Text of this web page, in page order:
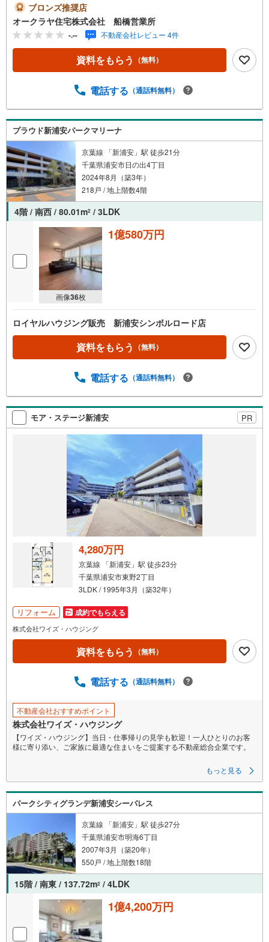
ブロンズ推奨店
オークラヤ住宅株式会社 船橋営業所
-.-- 不動産会社レビュー 4件
資料をもらう （無料）
電話する （通話料無料）
プラウド新浦安パークマリーナ
京葉線 「新浦安」駅 徒歩21分
千葉県浦安市日の出4丁目
2024年8月（築3年）
218戸 / 地上階数4階
4階 / 南西 / 80.01m2 / 3LDK
画像36枚
1億580万円
ロイヤルハウジング販売 新浦安シンボルロード店
資料をもらう （無料）
電話する （通話料無料）
モア・ステージ新浦安 PR
4,280万円
京葉線 「新浦安」駅 徒歩23分
千葉県浦安市東野2丁目
3LDK / 1995年3月（築32年）
リフォーム 成約でもらえる
株式会社ワイズ・ハウジング
資料をもらう （無料）
電話する （通話料無料）
不動産会社おすすめポイント
株式会社ワイズ・ハウジング
【ワイズ・ハウジング】当日・仕事帰りの見学も歓迎！一人ひとりのお客
様に寄り添い、ご家族に最適な住まいをご提案する不動産総合企業です。
■スムーズな物件見学事前予約で、当日や仕事帰りの見学にも柔軟に対応い
たします。現地や店舗での待ち合わせ、最寄駅・周辺施設での合流、ご自
宅へのお迎えなど、ご希望の場所を指定いただけます。
※鍵の手配が必要な場合や、居住中の物件は即日対応が難しい場合もござい
ます。お早めにお問い合わせください。
■ネット非公開情報もご紹介事前にご希望の「広さ・価格・エリア」や住み
替えのきっかけをお聞かせいただければ、ネット掲載不可の限定情報や、
新規公開予定の物件資料も併せてご用意いたします。
■安心の資金計画・売却サポート将来の金銭的な不安には、提携ファイナン
シャルプランナー（FP）がライフプランに合わせた資金計画をお答えしま
す。また、購入だけでなく、将来の住み替えやご売却の相談まで長期的に
サポートいたします。
営業時間（9:00～18:00）はお電話が繋がりやすくなっております。人気物
件は早期終了の可能性があるため、お早めにお問い合わせください！
もっと見る
パークシティグランデ新浦安シーパレス
京葉線 「新浦安」駅 徒歩27分
千葉県浦安市明海6丁目
2007年3月（築20年）
550戸 / 地上階数18階
15階 / 南東 / 137.72m2 / 4LDK
1億4,200万円